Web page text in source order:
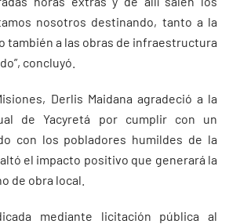
nosotros destinando, tanto a la
también a las obras de infraestructura
concluyó.
Derlis Maidana agradeció a la
de Yacyretá por cumplir con un
con los pobladores humildes de la
el impacto positivo que generará la
de obra local.
mediante licitación pública al